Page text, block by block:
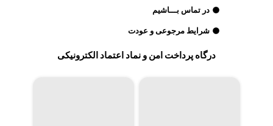
در تماس بـــاشیم
شرایط مرجوعی و عودت
درگاه پرداخت امن و نماد اعتماد الکترونیکی